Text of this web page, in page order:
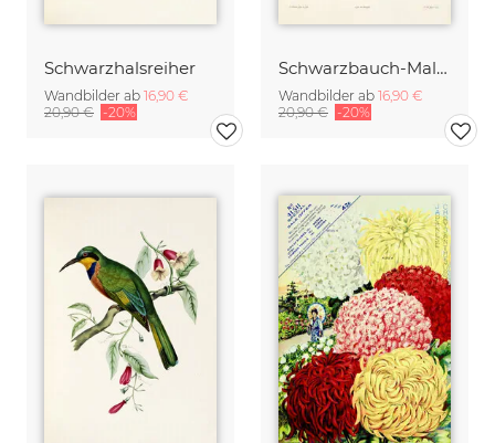
Schwarzhalsreiher
Wandbilder ab 16,90 €
20,90 € -20%
Schwarzbauch-Malkoha
Wandbilder ab 16,90 €
20,90 € -20%